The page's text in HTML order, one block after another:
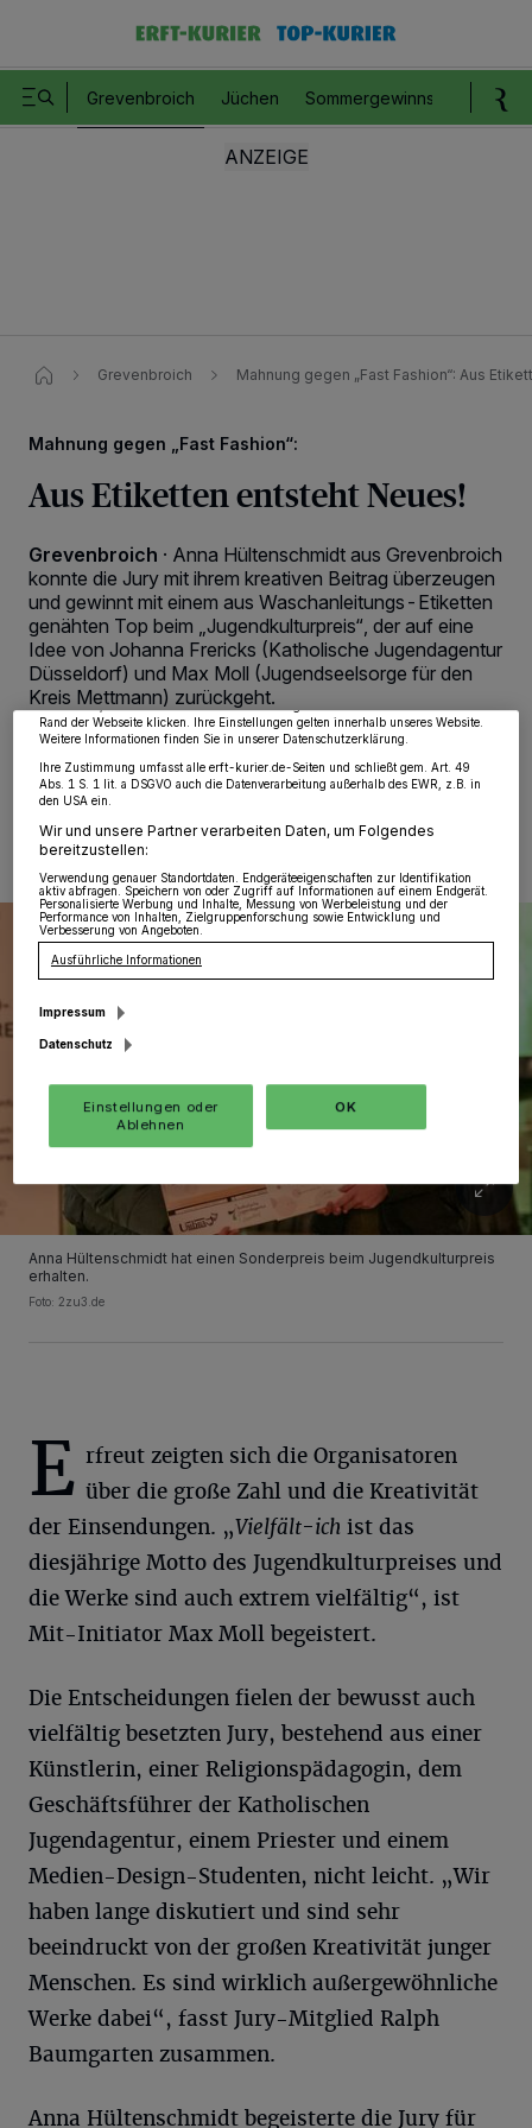
Grevenbroich Jüchen Sommergewinnspiel
Grevenbroich Mahnung gegen „Fast Fashion“:​ Aus
Mahnung gegen „Fast Fashion“:
Aus Etiketten entsteht Neues!
Grevenbroich · Anna Hültenschmidt aus Grevenbroich
konnte die Jury mit ihrem kreativen Beitrag überzeugen
und gewinnt mit einem aus Waschanleitungs-Etiketten
genähten Top beim „Jugendkulturpreis“, der auf eine
Idee von Johanna Frericks (Katholische Jugendagentur
Düsseldorf) und Max Moll (Jugendseelsorge für den
Kreis Mettmann) zurückgeht.
25.11.2022 , 18:34 Uhr Eine Minute Lesezeit
Anna Hültenschmidt hat einen Sonderpreis beim Jugendkulturpreis
erhalten.
Foto: 2zu3.de
E rfreut zeigten sich die Organisatoren
über die große Zahl und die Kreativität
der Einsendungen. „Vielfält-ich ist das
diesjährige Motto des Jugendkulturpreises und
die Werke sind auch extrem vielfältig“, ist
Mit-Initiator Max Moll begeistert.
Die Entscheidungen fielen der bewusst auch
vielfältig besetzten Jury, bestehend aus einer
Künstlerin, einer Religionspädagogin, dem
Geschäftsführer der Katholischen
Jugendagentur, einem Priester und einem
Medien-Design-Studenten, nicht leicht. „Wir
haben lange diskutiert und sind sehr
beeindruckt von der großen Kreativität junger
Menschen. Es sind wirklich außergewöhnliche
Werke dabei“, fasst Jury-Mitglied Ralph
Baumgarten zusammen.
Anna Hültenschmidt begeisterte die Jury für
Wir und unsere218-Partner speichern und greifen auf personenbezogene Daten
wie Browserdaten oder eindeutige Kennungen auf Ihrem Gerät zu. Durch Auswahl
von OK aktivieren Sie Tracking-Technologien für die unter „Wir und unsere
Partner verarbeiten Daten, um Ihnen Dienste bereitzustellen“ aufgeführten
Zwecke. Wenn Tracker deaktiviert sind, sind manche Inhalte und Anzeigen
möglicherweise nicht mehr so relevant für Sie. Sie können dieses Menü jederzeit
wieder aufrufen, um Ihre Einstellungen zu ändern oder Ihre Einwilligung zu
widerrufen, indem Sie auf den Link Einstellungen oder Ablehnen am unteren
Rand der Webseite klicken. Ihre Einstellungen gelten innerhalb unseres Website.
Weitere Informationen finden Sie in unserer Datenschutzerklärung.
Ihre Zustimmung umfasst alle erft-kurier.de-Seiten und schließt gem. Art. 49
Abs. 1 S. 1 lit. a DSGVO auch die Datenverarbeitung außerhalb des EWR, z.B. in
den USA ein.
Wir und unsere Partner verarbeiten Daten, um Folgendes
bereitzustellen:
Verwendung genauer Standortdaten. Endgeräteeigenschaften zur Identifikation
aktiv abfragen. Speichern von oder Zugriff auf Informationen auf einem Endgerät.
Personalisierte Werbung und Inhalte, Messung von Werbeleistung und der
Performance von Inhalten, Zielgruppenforschung sowie Entwicklung und
Verbesserung von Angeboten.
Ausführliche Informationen
Impressum
Datenschutz
Einstellungen oder
Ablehnen
OK